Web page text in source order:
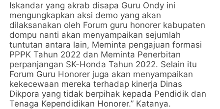
Iskandar yang akrab disapa Guru Ondy ini
mengungkapkan aksi demo yang akan
dilaksanakan oleh Forum guru honorer kabupaten
dompu nanti akan menyampaikan sejumlah
tuntutan antara lain, Meminta pengajuan formasi
PPPK Tahun 2022 dan Meminta Penerbitan
perpanjangan SK-Honda Tahun 2022. Selain itu
Forum Guru Honorer juga akan menyampaikan
kekecewaan mereka terhadap kinerja Dinas
Dikpora yang tidak berpihak kepada Pendidik dan
Tenaga Kependidikan Honorer.” Katanya.